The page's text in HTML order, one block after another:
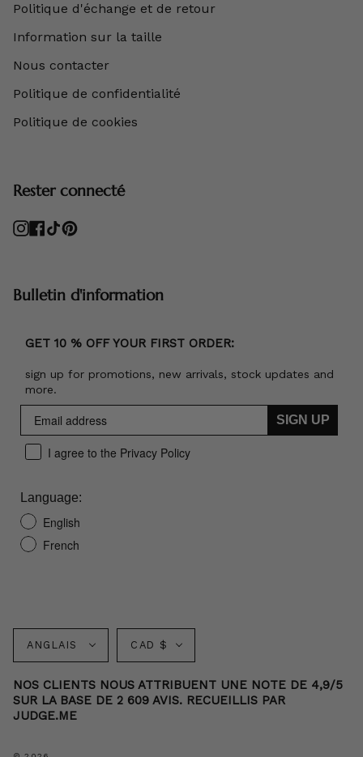
Politique d'échange et de retour
Information sur la taille
Nous contacter
Politique de confidentialité
Politique de cookies
Rester connecté
Instagram
Facebook
TikTokPinterest
Bulletin d'information
GET 10 % OFF YOUR FIRST ORDER:
sign up for promotions, new arrivals, stock updates and
more.
SIGN UP
I agree to the Privacy Policy
Language:
English
French
Langue
ANGLAIS Monnaie
CAD $
NOS CLIENTS NOUS ATTRIBUENT UNE NOTE DE 4,9/5
SUR LA BASE DE 2 609 AVIS. RECUEILLIS PAR
JUDGE.ME